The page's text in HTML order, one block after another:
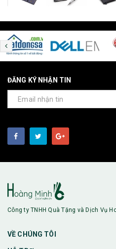
ĐĂNG KÝ NHẬN TIN
Công ty TNHH Quà Tặng và Dịch Vụ
VỀ CHÚNG TÔI